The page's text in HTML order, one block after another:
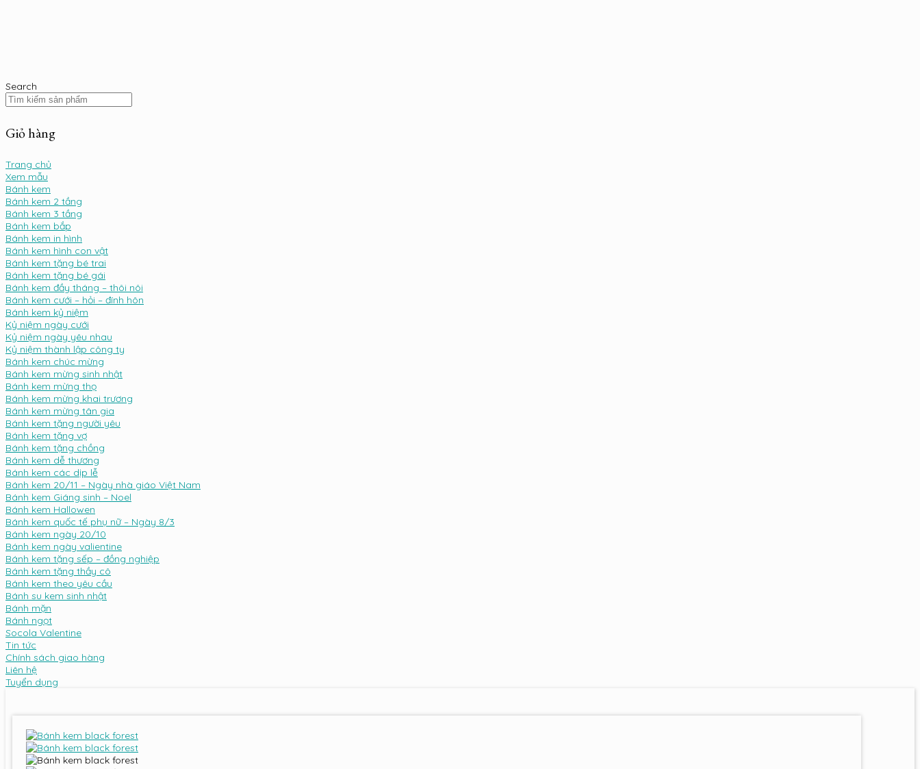
Search
Giỏ hàng
Trang chủ
Xem mẫu
Bánh kem
Bánh kem 2 tầng
Bánh kem 3 tầng
Bánh kem bắp
Bánh kem in hình
Bánh kem hình con vật
Bánh kem tặng bé trai
Bánh kem tặng bé gái
Bánh kem đầy tháng – thôi nôi
Bánh kem cưới – hỏi – đính hôn
Bánh kem kỷ niệm
Kỷ niệm ngày cưới
Kỷ niệm ngày yêu nhau
Kỷ niệm thành lập công ty
Bánh kem chúc mừng
Bánh kem mừng sinh nhật
Bánh kem mừng thọ
Bánh kem mừng khai trương
Bánh kem mừng tân gia
Bánh kem tặng người yêu
Bánh kem tặng vợ
Bánh kem tặng chồng
Bánh kem dễ thương
Bánh kem các dịp lễ
Bánh kem 20/11 – Ngày nhà giáo Việt Nam
Bánh kem Giáng sinh – Noel
Bánh kem Hallowen
Bánh kem quốc tế phụ nữ – Ngày 8/3
Bánh kem ngày 20/10
Bánh kem ngày valientine
Bánh kem tặng sếp – đồng nghiệp
Bánh kem tặng thầy cô
Bánh kem theo yêu cầu
Bánh su kem sinh nhật
Bánh mặn
Bánh ngọt
Socola Valentine
Tin tức
Chính sách giao hàng
Liên hệ
Tuyển dụng